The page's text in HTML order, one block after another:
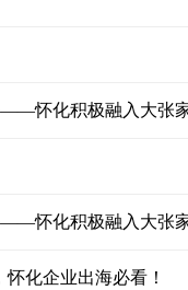
怀化积极融入大张
怀化积极融入大张
化企业出海必看！